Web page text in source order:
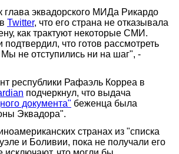
глава эквадорского МИДа Рикардо
Twitter, что его страна не отказывала
как трактуют некоторые СМИ.
что готов рассмотреть
не отступились ни на шаг", -
республики Рафаэль Корреа в
подчеркнул, что выдача
документа" беженца была
Эквадора".
странах из "списка
и Боливии, пока не получали его